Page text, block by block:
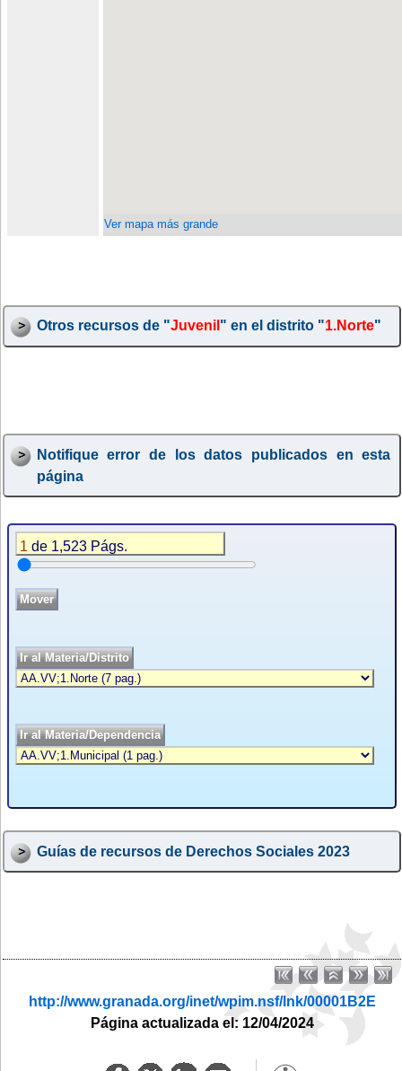
Ver mapa más grande
Otros recursos de "Juvenil " en el distrito "1.Norte"
Notifique error de los datos publicados en esta
página
1 de 1,523 Págs.
Guías de recursos de Derechos Sociales 2023
http://www.granada.org/inet/wpim.nsf/lnk/00001B2E
Página actualizada el: 12/04/2024